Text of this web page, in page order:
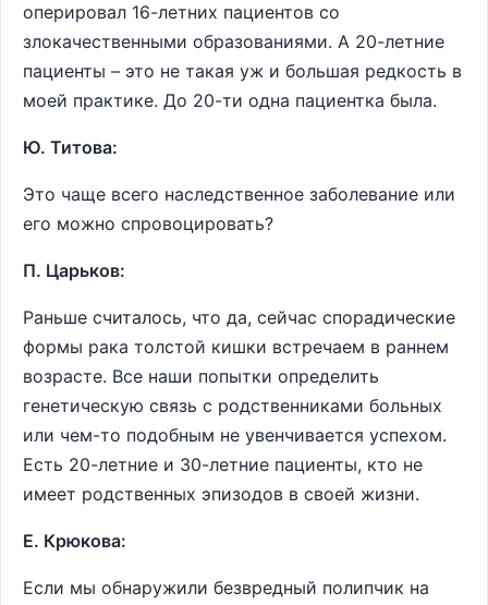
оперировал 16-летних пациентов со
злокачественными образованиями. А 20-летние
пациенты – это не такая уж и большая редкость в
моей практике. До 20-ти одна пациентка была.
Ю. Титова:
Это чаще всего наследственное заболевание или
его можно спровоцировать?
П. Царьков:
Раньше считалось, что да, сейчас спорадические
формы рака толстой кишки встречаем в раннем
возрасте. Все наши попытки определить
генетическую связь с родственниками больных
или чем-то подобным не увенчивается успехом.
Есть 20-летние и 30-летние пациенты, кто не
имеет родственных эпизодов в своей жизни.
Е. Крюкова:
Если мы обнаружили безвредный полипчик на